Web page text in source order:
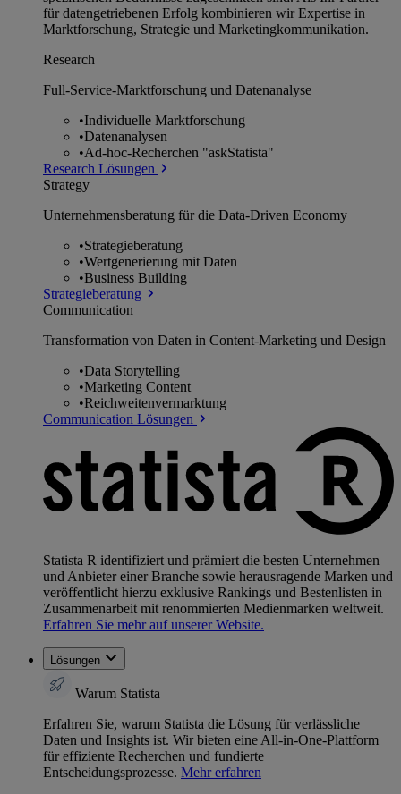
für datengetriebenen Erfolg kombinieren wir Expertise in
Marktforschung, Strategie und Marketingkommunikation.
Research
Full-Service-Marktforschung und Datenanalyse
•Individuelle Marktforschung
•Datenanalysen
•Ad-hoc-Recherchen "askStatista"
Research Lösungen
Strategy
Unternehmens­beratung für die Data-Driven Economy
•Strategieberatung
•Wertgenerierung mit Daten
•Business Building
Strategieberatung
Communication
Transformation von Daten in Content-Marketing und Design
•Data Storytelling
•Marketing Content
•Reichweitenvermarktung
Communication Lösungen
Statista R identifiziert und prämiert die besten Unternehmen
und Anbieter einer Branche sowie herausragende Marken und
veröffentlicht hierzu exklusive Rankings und Bestenlisten in
Zusammenarbeit mit renommierten Medienmarken weltweit.
Erfahren Sie mehr auf unserer Website.
Lösungen
Warum Statista
Erfahren Sie, warum Statista die Lösung für verlässliche
Daten und Insights ist. Wir bieten eine All-in-One-Plattform
für effiziente Recherchen und fundierte
Entscheidungsprozesse. Mehr erfahren